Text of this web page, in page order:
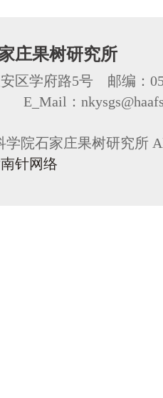
庄果树研究所
区学府路5号 邮编：
：
学院石家庄果树研究所
针网络